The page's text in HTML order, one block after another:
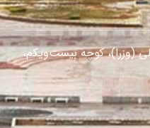
(وزرا)، کوچه بیست‌ویکم،